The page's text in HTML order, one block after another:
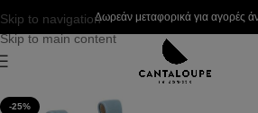
Skip to navigation
Skip to main content
Δωρεάν μεταφορικά για αγορές
-25%